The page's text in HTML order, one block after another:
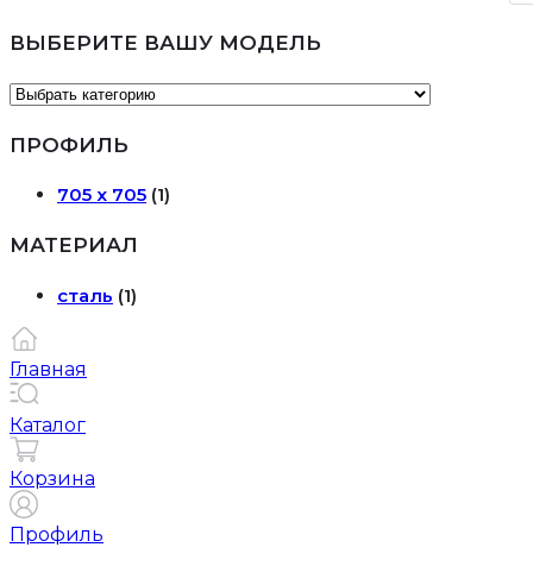
ВЫБЕРИТЕ ВАШУ МОДЕЛЬ
ПРОФИЛЬ
705 х 705 (1)
МАТЕРИАЛ
сталь (1)
Главная
Каталог
Корзина
Профиль